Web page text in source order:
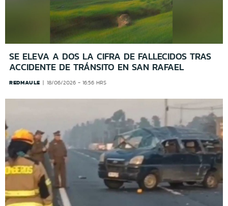
SE ELEVA A DOS LA CIFRA DE FALLECIDOS TRAS
ACCIDENTE DE TRÁNSITO EN SAN RAFAEL
REDMAULE 18/06/2026 - 16:56 HRS